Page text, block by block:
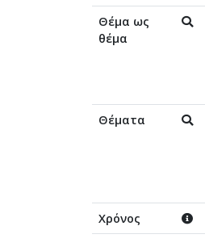
Θέμα ως
θέμα
Θέματα
Χρόνος